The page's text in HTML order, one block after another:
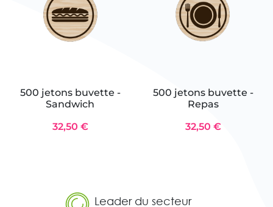
500 jetons buvette -
Sandwich
32,50 €
500 jetons buvette -
Repas
32,50 €
Leader du secteur